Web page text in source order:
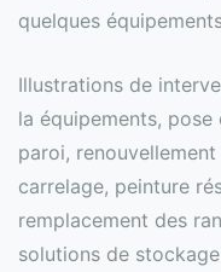
quelques
Illustrations de
la équipements,
paroi,
carrelage, peinture
remplacement des
solutions de